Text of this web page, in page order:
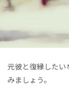
元彼と復縁した
みましょう。